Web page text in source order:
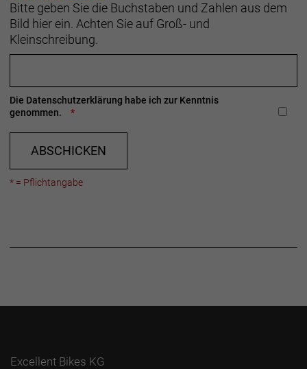
Bitte geben Sie die Buchstaben und Zahlen aus dem
Bild hier ein. Achten Sie auf Groß- und
Kleinschreibung.
Die Datenschutzerklärung habe ich zur Kenntnis
genommen.
ABSCHICKEN
* = Pflichtangabe
Excellent Bikes KG